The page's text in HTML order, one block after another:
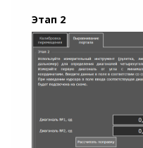
Этап 2